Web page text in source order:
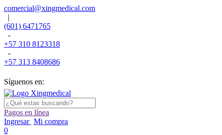
comercial@xingmedical.com
|
(601) 6471765
-
+57 310 8123318
-
+57 313 8408686
Síguenos en:
Pagos en línea
Ingresar Mi compra
0